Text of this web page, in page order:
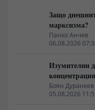
Защо
марксизма?
Панко Анчев
06.08.2026
Изумителни
на най-
Боян Дуранкев
05.08.2026